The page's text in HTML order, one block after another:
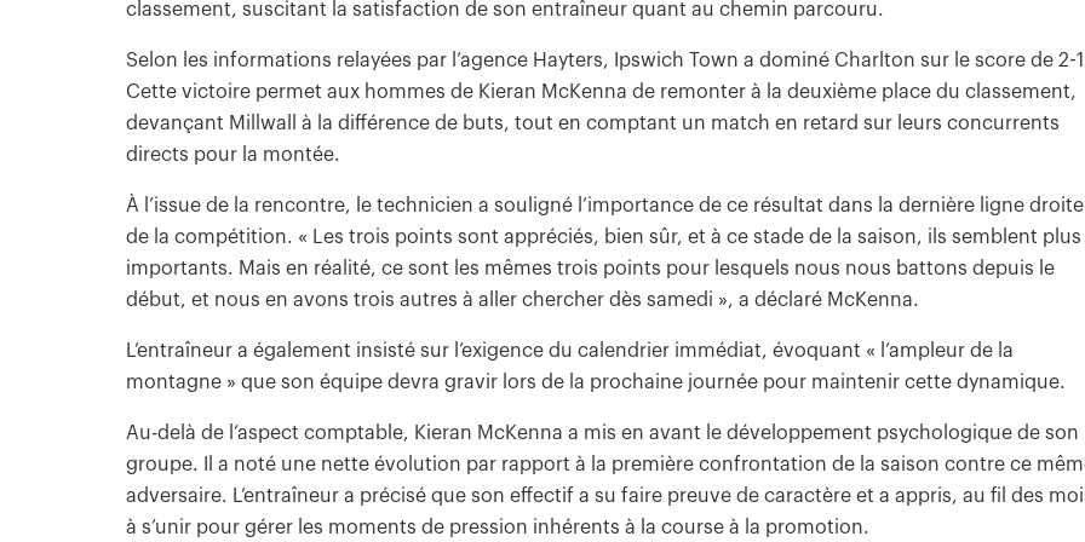
classement, suscitant la satisfaction de son entraîneur quant au chemin parcouru.
Selon les informations relayées par l’agence Hayters, Ipswich Town a dominé Charlton sur le score de 2-
Cette victoire permet aux hommes de Kieran McKenna de remonter à la deuxième place du classement,
devançant Millwall à la différence de buts, tout en comptant un match en retard sur leurs concurrents
directs pour la montée.
À l’issue de la rencontre, le technicien a souligné l’importance de ce résultat dans la dernière ligne droite
de la compétition. « Les trois points sont appréciés, bien sûr, et à ce stade de la saison, ils semblent plus
importants. Mais en réalité, ce sont les mêmes trois points pour lesquels nous nous battons depuis le
début, et nous en avons trois autres à aller chercher dès samedi », a déclaré McKenna.
L’entraîneur a également insisté sur l’exigence du calendrier immédiat, évoquant « l’ampleur de la
montagne » que son équipe devra gravir lors de la prochaine journée pour maintenir cette dynamique.
Au-delà de l’aspect comptable, Kieran McKenna a mis en avant le développement psychologique de son
groupe. Il a noté une nette évolution par rapport à la première confrontation de la saison contre ce
adversaire. L’entraîneur a précisé que son effectif a su faire preuve de caractère et a appris, au fil des
à s’unir pour gérer les moments de pression inhérents à la course à la promotion.